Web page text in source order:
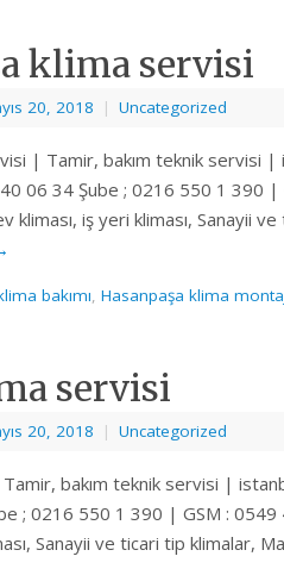
klima servisi
20, 2018 | Uncategorized
| Tamir, bakım teknik servisi |
06 34 Şube ; 0216 550 1 390
kliması, iş yeri kliması, Sanayii
bakımı, Hasanpaşa klima
servisi
20, 2018 | Uncategorized
bakım teknik servisi |
; 0216 550 1 390 | GSM :
Sanayii ve ticari tip klimalar,